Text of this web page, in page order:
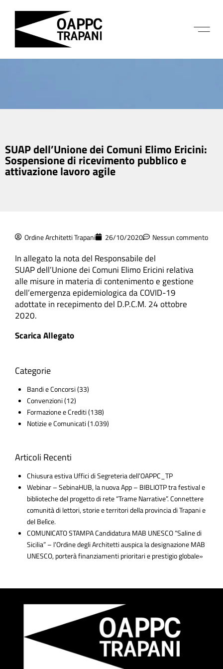
SUAP dell’Unione dei Comuni Elimo Ericini:
Sospensione di ricevimento pubblico e
attivazione lavoro agile
Ordine Architetti Trapani 26/10/2020 Nessun commento
In allegato la nota del Responsabile del
SUAP dell’Unione dei Comuni Elimo Ericini relativa
alle misure in materia di contenimento e gestione
dell’emergenza epidemiologica da COVID-19
adottate in recepimento del D.P.C.M. 24 ottobre
2020.
Scarica Allegato
Categorie
Bandi e Concorsi(33)
Convenzioni(12)
Formazione e Crediti(138)
Notizie e Comunicati(1.039)
Articoli Recenti
Chiusura estiva Uffici di Segreteria dell’OAPPC_TP
Webinar – SebinaHUB, la nuova App – BIBLIOTP tra festival e
biblioteche del progetto di rete “Trame Narrative”. Connettere
comunità di lettori, storie e territori della provincia di Trapani e
del Belìce.
COMUNICATO STAMPA Candidatura MAB UNESCO “Saline di
Sicilia” – l’Ordine degli Architetti auspica la designazione MAB
UNESCO, porterà finanziamenti prioritari e prestigio globale»